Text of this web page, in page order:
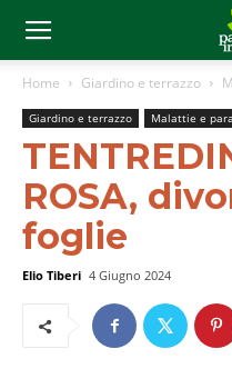
Home Giardino e terrazzo
Giardino e terrazzo Malattie e
ROSA,
foglie
Elio Tiberi 4 Giugno 2024